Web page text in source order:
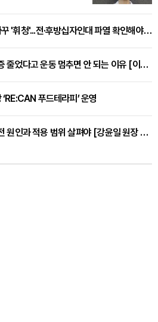
무릎 통증 가라앉았는데 자꾸 '휘청'...전·후방십자인대 파열 확인해야 [곽우경 원장 칼럼]
팔 들기 어려운 오십견, 통증 줄었다고 운동 멈추면 안 되는 이유 [이병욱 원장 칼럼]
푸드테라피’ 운영
손발 다한증 보톡스, 시술 전 원인과 적용 범위 살펴야 [강윤일 원장 칼럼]